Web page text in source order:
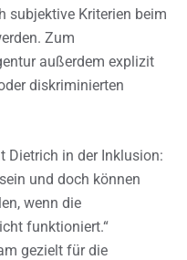
subjektive Kriterien beim
Zum
außerdem explizit
diskriminierten
Dietrich in der Inklusion:
und doch können
wenn die
funktioniert.“
gezielt für die